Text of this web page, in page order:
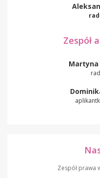
Zespół
Martyna
Zespół prawa